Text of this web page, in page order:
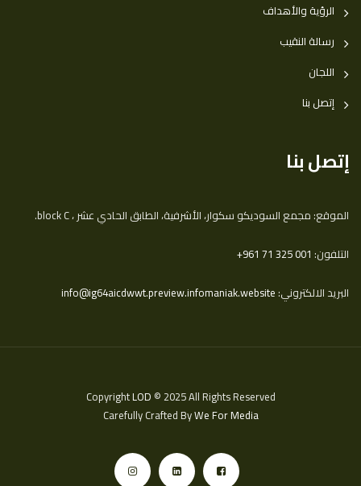
الرؤية والأهداف
رسالة النقيب
اللجان
إتصل بنا
إتصل بنا
الموقع: مجمع السوديكو سكوار، الأشرفية، الطابق الحادي عشر ، block C.
التلفون: ‎+961 71 325 001
البريد الالكتروني:info@ig64aicdwwt.preview.infomaniak.website
CopyrightLOD © 2025 All Rights Reserved
Carefully Crafted ByWe For Media